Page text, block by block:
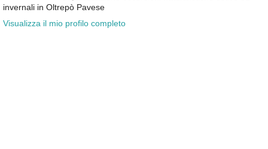
invernali in Oltrepò Pavese
Visualizza il mio profilo completo